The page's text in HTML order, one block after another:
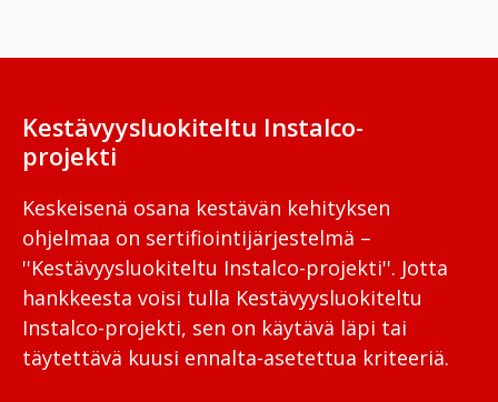
Kestävyysluokiteltu Instalco-
projekti
Keskeisenä osana kestävän kehityksen
ohjelmaa on sertifiointijärjestelmä –
''Kestävyysluokiteltu Instalco-projekti''. Jotta
hankkeesta voisi tulla Kestävyysluokiteltu
Instalco-projekti, sen on käytävä läpi tai
täytettävä kuusi ennalta-asetettua kriteeriä.